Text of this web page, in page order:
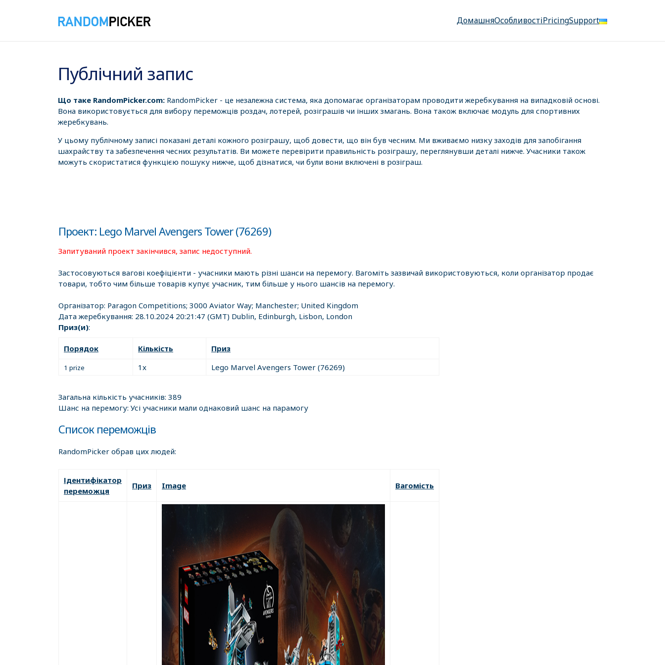
ДомашняОсобливостіPricingSupport
Публічний запис
Що таке RandomPicker.com: RandomPicker - це незалежна система, яка допомагає організаторам проводити жеребкування на випадковій основі.
Вона використовується для вибору переможців роздач, лотерей, розіграшів чи інших змагань. Вона також включає модуль для спортивних
жеребкувань.
У цьому публічному записі показані деталі кожного розіграшу, щоб довести, що він був чесним. Ми вживаємо низку заходів для запобігання
шахрайству та забезпечення чесних результатів. Ви можете перевірити правильність розіграшу, переглянувши деталі нижче. Учасники також
можуть скористатися функцією пошуку нижче, щоб дізнатися, чи були вони включені в розіграш.
Проект: Lego Marvel Avengers Tower (76269)
Запитуваний проект закінчився, запис недоступний.
Застосовуються вагові коефіцієнти - учасники мають різні шанси на перемогу. Вагоміть зазвичай використовуються, коли організатор продає
товари, тобто чим більше товарів купує учасник, тим більше у нього шансів на перемогу.
Організатор: Paragon Competitions; 3000 Aviator Way; Manchester; United Kingdom
Дата жеребкування: 28.10.2024 20:21:47 (GMT) Dublin, Edinburgh, Lisbon, London
Приз(и):
Порядок Кількість Приз
1 prize 1x Lego Marvel Avengers Tower (76269)
Загальна кількість учасників: 389
Шанс на перемогу: Усі учасники мали однаковий шанс на парамогу
Список переможців
RandomPicker обрав цих людей:
Ідентифікатор
переможця
Приз Image Вагомість